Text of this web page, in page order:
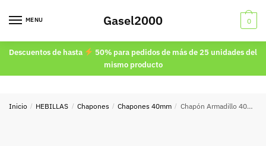
MENU Gasel2000 0
Descuentos de hasta
50% para pedidos de más de 25 unidades del
mismo producto
Inicio / HEBILLAS / Chapones / Chapones 40mm / Chapón Armadillo 40mm Negro Envejecido 8646